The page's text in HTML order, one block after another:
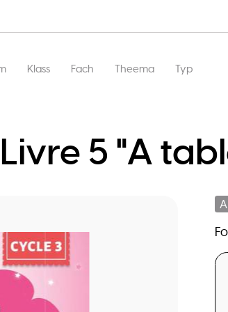
Klass Fach Theema Typ
5 "A